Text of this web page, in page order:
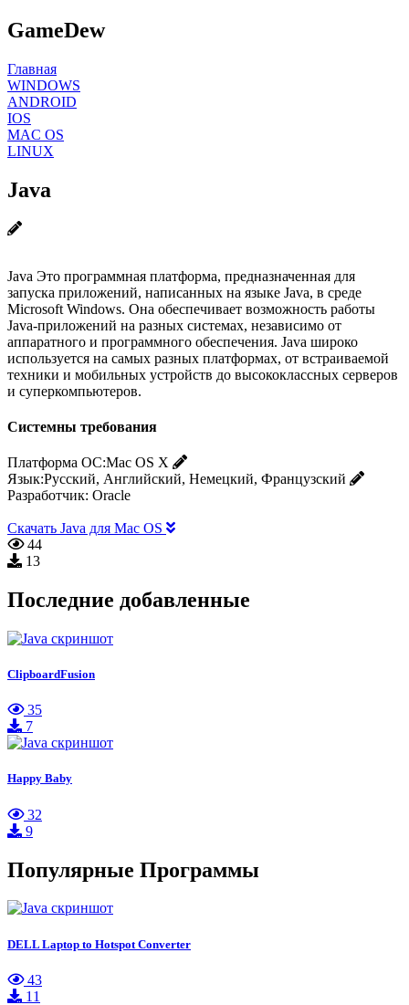
GameDew
Главная
WINDOWS
ANDROID
IOS
MAC OS
LINUX
Java
Java Это программная платформа, предназначенная для
запуска приложений, написанных на языке Java, в среде
Microsoft Windows. Она обеспечивает возможность работы
Java-приложений на разных системах, независимо от
аппаратного и программного обеспечения. Java широко
используется на самых разных платформах, от встраиваемой
техники и мобильных устройств до высококлассных серверов
и суперкомпьютеров.
Системны требования
Платформа ОС:Mac OS X
Язык:Русский, Английский, Немецкий, Французский
Разработчик: Oracle
Скачать Java для Mac OS
44
13
Последние добавленные
ClipboardFusion
35
7
Happy Baby
32
9
Популярные Программы
DELL Laptop to Hotspot Converter
43
11